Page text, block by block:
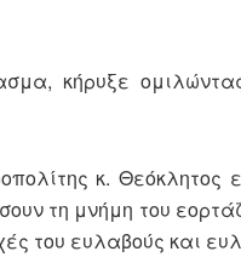
κήρυξε
κ. Θεόκλητος
τη μνήμη του
του ευλαβούς και